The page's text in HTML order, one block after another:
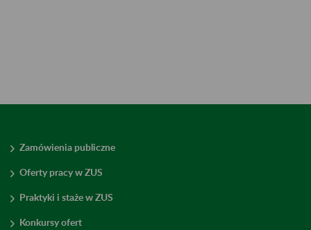
Zamówienia publiczne
Oferty pracy w ZUS
Praktyki i staże w ZUS
Konkursy ofert